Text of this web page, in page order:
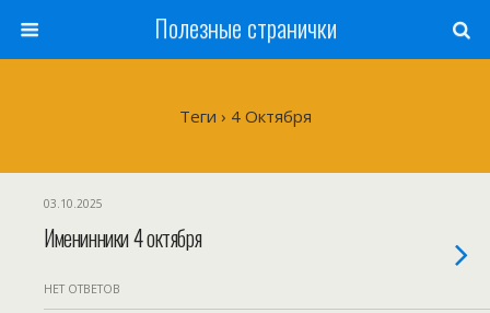
Полезные странички
Теги › 4 Октября
03.10.2025
Именинники 4 октября
НЕТ ОТВЕТОВ